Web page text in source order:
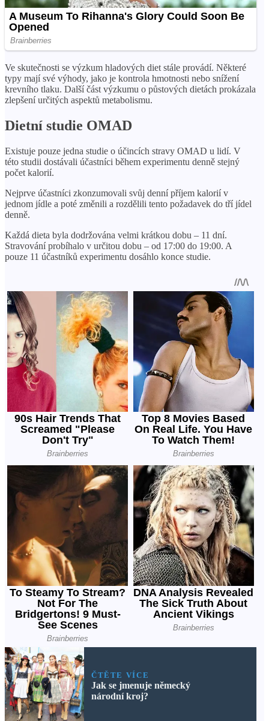
Ve skutečnosti se výzkum hladových diet stále provádí. Některé
typy mají své výhody, jako je kontrola hmotnosti nebo snížení
krevního tlaku. Další část výzkumu o půstových dietách prokázala
zlepšení určitých aspektů metabolismu.
Dietní studie OMAD
Existuje pouze jedna studie o účincích stravy OMAD u lidí. V
této studii dostávali účastníci během experimentu denně stejný
počet kalorií.
Nejprve účastníci zkonzumovali svůj denní příjem kalorií v
jednom jídle a poté změnili a rozdělili tento požadavek do tří jídel
denně.
Každá dieta byla dodržována velmi krátkou dobu – 11 dní.
Stravování probíhalo v určitou dobu – od 17:00 do 19:00. A
pouze 11 účastníků experimentu dosáhlo konce studie.
ČTĚTE VÍCE
Jak se jmenuje německý
národní kroj?